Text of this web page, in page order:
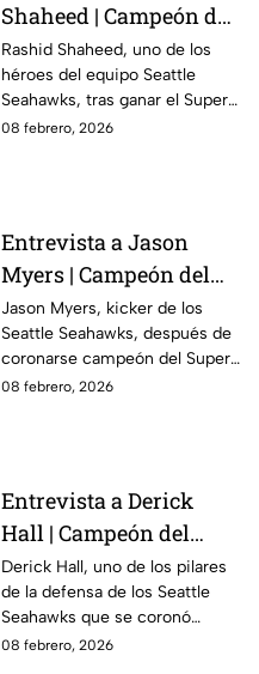
Shaheed | Campeón del
Super Bowl LX con los
Seahawks
Rashid Shaheed, uno de los
héroes del equipo Seattle
Seahawks, tras ganar el Super
Bowl LX con una victoria
08 febrero, 2026
Entrevista a Jason
Myers | Campeón del
Super Bowl LX con los
Seahawks
Jason Myers, kicker de los
Seattle Seahawks, después de
coronarse campeón del Super
Bowl LX .
08 febrero, 2026
Entrevista a Derick
Hall | Campeón del
Super Bowl LX con los
Seahawks
Derick Hall, uno de los pilares
de la defensa de los Seattle
Seahawks que se coronó
campeón del Super Bowl LX 🏆
08 febrero, 2026